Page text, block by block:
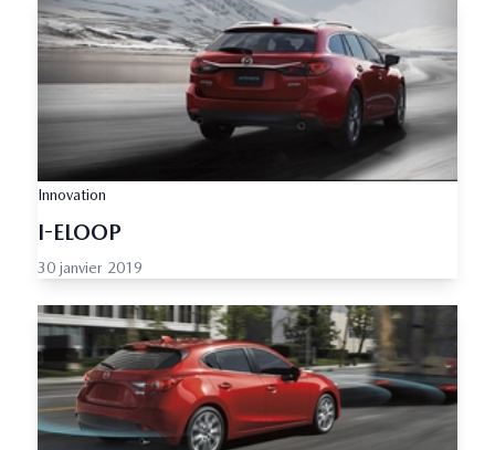
Innovation
I-ELOOP
30 janvier 2019